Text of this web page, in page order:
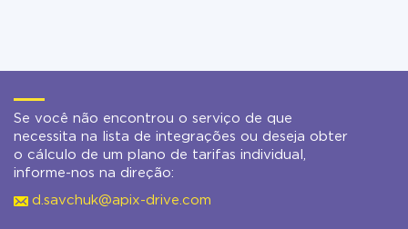
Se você não encontrou o serviço de que
necessita na lista de integrações ou deseja obter
o cálculo de um plano de tarifas individual,
informe-nos na direção:
d.savchuk@apix-drive.com